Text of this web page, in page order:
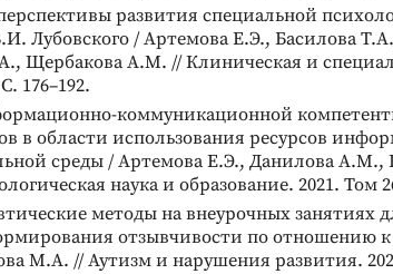
развития специальной
Лубовского / Артемова Е.Э., Басилова
Щербакова А.М. // Клиническая и
176–192.
коммуникационной
в области использования ресурсов
среды / Артемова Е.Э., Данилова
наука и образование. 2021. Том
методы на внеурочных занятиях
отзывчивости по отношению
М.А. // Аутизм и нарушения развития.